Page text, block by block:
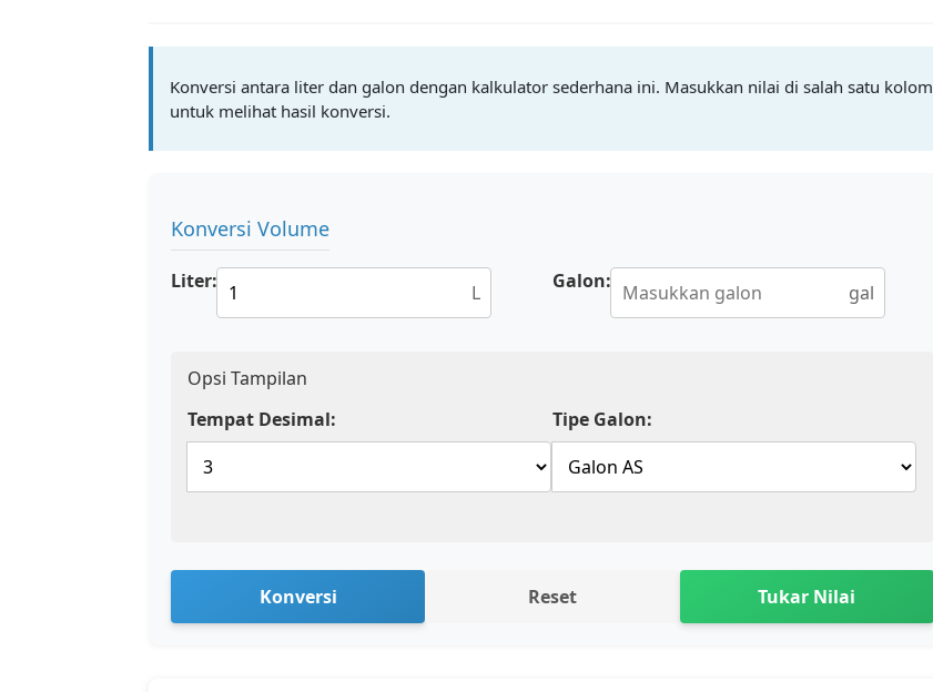
Konversi antara liter dan galon dengan kalkulator sederhana ini. Masukkan nilai di salah satu kolom
untuk melihat hasil konversi.
Konversi Volume
Liter: L Galon: gal
Opsi Tampilan
Tempat Desimal:
Tipe Galon:
Konversi Reset Tukar Nilai